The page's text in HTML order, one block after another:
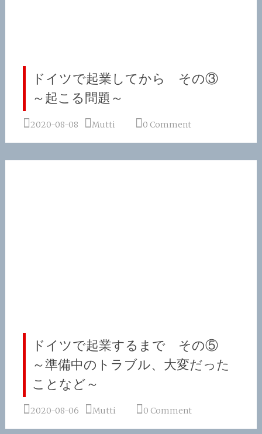
ドイツで起業してから その③
～起こる問題～
2020-08-08 Mutti 0 Comment
ドイツで起業するまで その⑤
～準備中のトラブル、大変だった
ことなど～
2020-08-06 Mutti 0 Comment